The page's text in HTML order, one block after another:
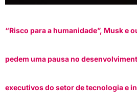
“Risco para a humanidade”, Musk e
pedem uma pausa no
executivos do setor de tecnologia e